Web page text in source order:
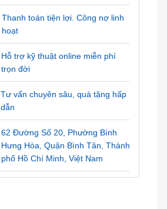
Thanh toán tiện lợi. Công nợ linh
hoạt
Hỗ trợ kỹ thuật online miễn phí
trọn đời
Tư vấn chuyên sâu, quà tặng hấp
dẫn
62 Đường Số 20, Phường Bình
Hưng Hòa, Quận Bình Tân, Thành
phố Hồ Chí Minh, Việt Nam